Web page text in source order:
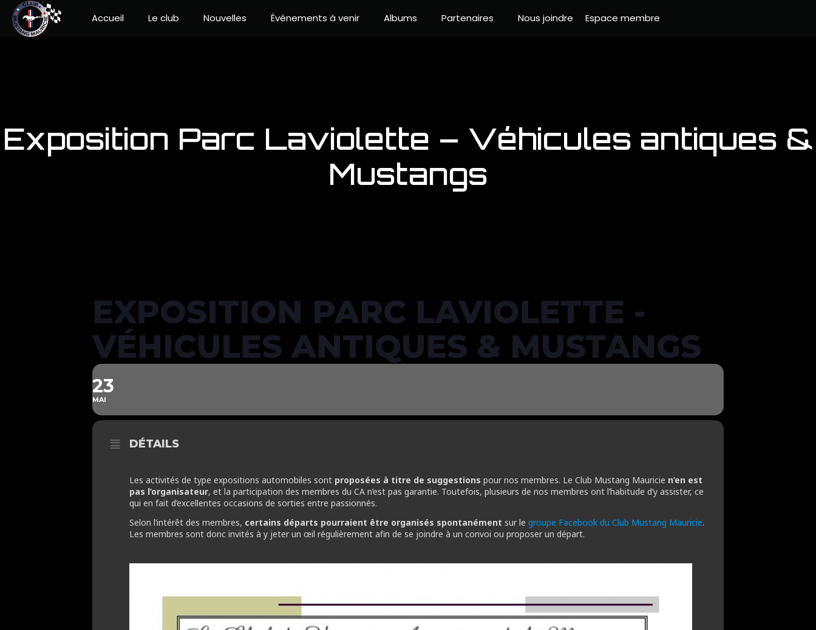
Accueil Le club Nouvelles Événements à venir Albums Partenaires Nous joindre Espace membre
Exposition Parc Laviolette – Véhicules antiques &
Mustangs
EXPOSITION PARC LAVIOLETTE -
VÉHICULES ANTIQUES & MUSTANGS
23
MAI
DÉTAILS
Les activités de type expositions automobiles sont proposées à titre de suggestions pour nos membres. Le Club Mustang Mauricie n’en est
pas l’organisateur, et la participation des membres du CA n’est pas garantie. Toutefois, plusieurs de nos membres ont l’habitude d’y assister, ce
qui en fait d’excellentes occasions de sorties entre passionnés.
Selon l’intérêt des membres, certains départs pourraient être organisés spontanément sur le groupe Facebook du Club Mustang Mauricie.
Les membres sont donc invités à y jeter un œil régulièrement afin de se joindre à un convoi ou proposer un départ.